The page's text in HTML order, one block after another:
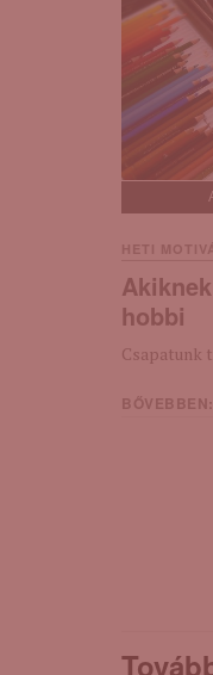
HETI
hobbi
Csapatunk
BŐVEBBEN: